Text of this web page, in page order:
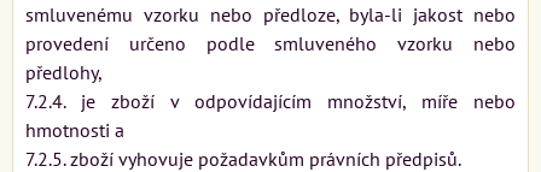
smluvenému vzorku nebo předloze, byla-li jakost nebo
provedení určeno podle smluveného vzorku nebo
předlohy,
7.2.4. je zboží v odpovídajícím množství, míře nebo
hmotnosti a
7.2.5. zboží vyhovuje požadavkům právních předpisů.